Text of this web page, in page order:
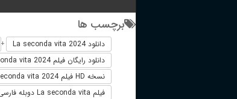
برچسب ها
دانلود La seconda vita 2024 +
دانلود رایگان فیلم La seconda vita 2024
نسخه HD فیلم La seconda vita 2024
فیلم La seconda vita دوبله فارسی